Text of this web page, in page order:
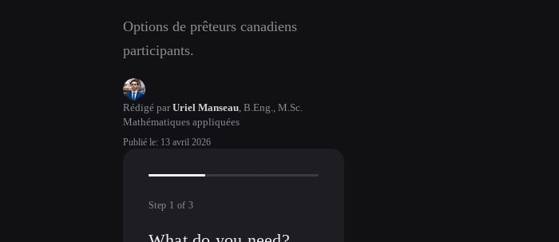
Options de prêteurs canadiens
participants.
Rédigé par Uriel Manseau B.Eng., M.Sc.
Mathématiques appliquées
Publié le: 13 avril 2026
Step 1 of 3